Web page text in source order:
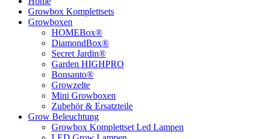
Growbox Komplettsets
Growboxen
HOMEBox®
DiamondBox®
Secret Jardin®
Garden HIGHPRO
Bonsanto®
Growzelte
Mini Growboxen
Zubehör & Ersatzteile
Grow Beleuchtung
Growbox Komplettset Led Lampen